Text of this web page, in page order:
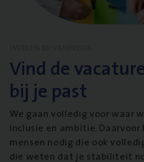
Vind de
bij je past
We gaan volledig voor waar
inclusie en ambitie.
mensen nodig die ook
die weten dat je stabiliteit